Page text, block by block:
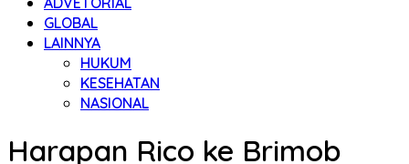
GLOBAL
LAINNYA
HUKUM
KESEHATAN
NASIONAL
Harapan Rico ke Brimob